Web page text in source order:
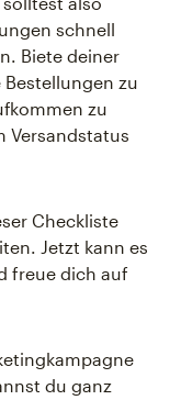
schnell
Biete deiner
zu
zu
Versandstatus
Checkliste
Jetzt kann es
freue dich auf
du ganz